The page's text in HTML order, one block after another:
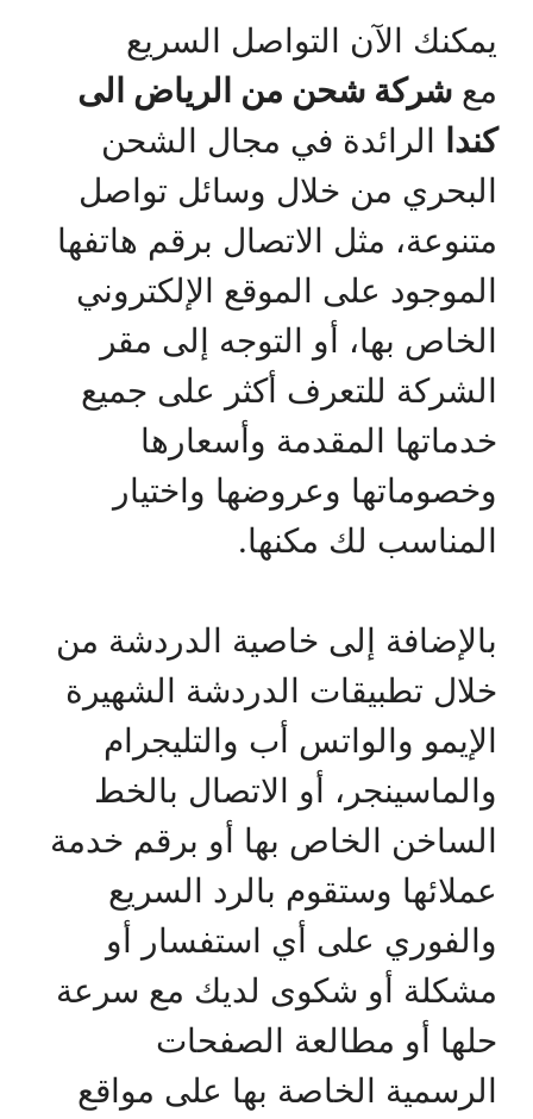
يمكنك الآن التواصل السريع
مع شركة شحن من الرياض الى
كندا الرائدة في مجال الشحن
البحري من خلال وسائل تواصل
متنوعة، مثل الاتصال برقم هاتفها
الموجود على الموقع الإلكتروني
الخاص بها، أو التوجه إلى مقر
الشركة للتعرف أكثر على جميع
خدماتها المقدمة وأسعارها
وخصوماتها وعروضها واختيار
المناسب لك مكنها.
بالإضافة إلى خاصية الدردشة من
خلال تطبيقات الدردشة الشهيرة
الإيمو والواتس أب والتليجرام
والماسينجر، أو الاتصال بالخط
الساخن الخاص بها أو برقم خدمة
عملائها وستقوم بالرد السريع
والفوري على أي استفسار أو
مشكلة أو شكوى لديك مع سرعة
حلها أو مطالعة الصفحات
الرسمية الخاصة بها على مواقع